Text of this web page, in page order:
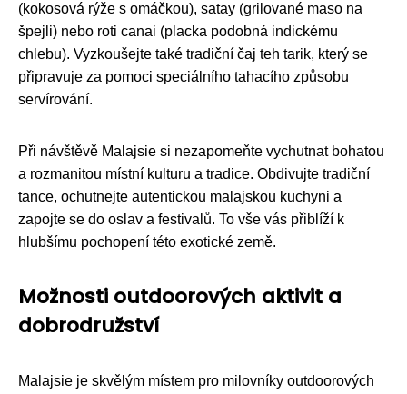
(kokosová rýže s omáčkou), satay (grilované maso na
špejli) nebo roti canai (placka podobná indickému
chlebu). Vyzkoušejte také tradiční čaj teh tarik, který se
připravuje za pomoci speciálního tahacího způsobu
servírování.
Při návštěvě Malajsie si nezapomeňte vychutnat bohatou
a rozmanitou místní kulturu a tradice. Obdivujte tradiční
tance, ochutnejte autentickou malajskou kuchyni a
zapojte se do oslav a festivalů. To vše vás přiblíží k
hlubšímu pochopení této exotické země.
Možnosti outdoorových aktivit a
dobrodružství
Malajsie je skvělým místem pro milovníky outdoorových